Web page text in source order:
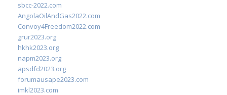
sbcc-2022.com
AngolaOilAndGas2022.com
Convoy4Freedom2022.com
grur2023.org
hkhk2023.org
napm2023.org
apsdfd2023.org
forumausape2023.com
imkl2023.com